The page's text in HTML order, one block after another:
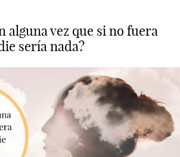
alguna vez que si no fuera
sería nada?